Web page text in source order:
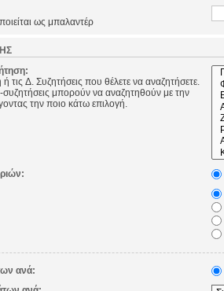
ως μπαλαντέρ
τις Δ. Συζητήσεις που θέλετε να αναζητήσετε.
συζητήσεις μπορούν να αναζητηθούν με την
την ποιο κάτω επιλογή.
ανά: